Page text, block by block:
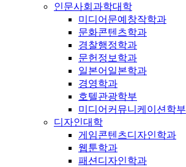
인문사회과학대학
미디어문예창작학과
문화콘텐츠학과
경찰행정학과
문헌정보학과
일본어일본학과
경영학과
호텔관광학부
미디어커뮤니케이션학부
디자인대학
게임콘텐츠디자인학과
웹툰학과
패션디자인학과